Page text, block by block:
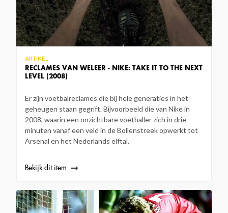
RECLAMES VAN WELEER - NIKE: TAKE IT TO THE NEXT
LEVEL (2008)
ARTIKEL
Er zijn voetbalreclames die bij hele generaties in het
geheugen staan gegrift. Bijvoorbeeld die van Nike in
2008, waarin een onzichtbare voetballer zich in drie
minuten vanaf een veld in de Bollenstreek opwerkt tot
Arsenal en het Nederlands elftal.
Bekijk dit item